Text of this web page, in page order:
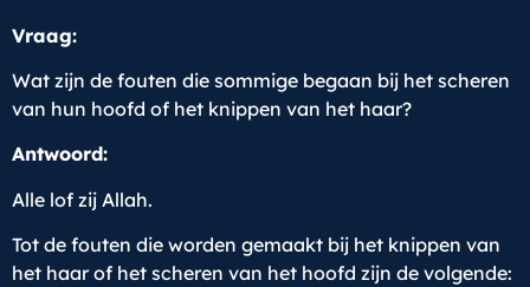
Vraag:
Wat zijn de fouten die sommige begaan bij het scheren
van hun hoofd of het knippen van het haar?
Antwoord:
Alle lof zij Allah.
Tot de fouten die worden gemaakt bij het knippen van
het haar of het scheren van het hoofd zijn de volgende: